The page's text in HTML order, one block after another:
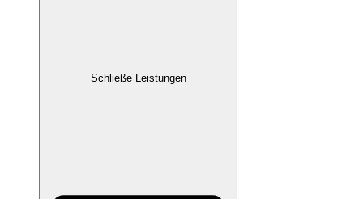
Schließe Leistungen